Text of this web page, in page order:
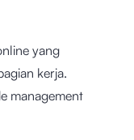
yang
kerja.
management